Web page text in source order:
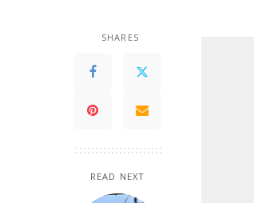
SHARES
READ NEXT